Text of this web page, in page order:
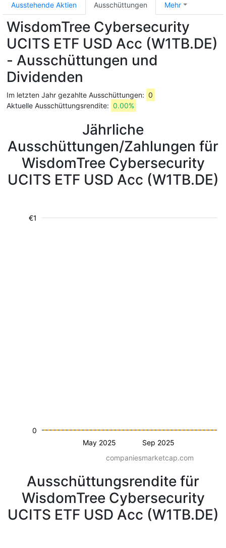
Ausstehende Aktien Ausschüttungen Mehr
WisdomTree Cybersecurity
UCITS ETF USD Acc (W1TB.DE)
- Ausschüttungen und
Dividenden
Im letzten Jahr gezahlte Ausschüttungen: 0
Aktuelle Ausschüttungsrendite: 0.00%
Jährliche
Ausschüttungen/Zahlungen für
WisdomTree Cybersecurity
UCITS ETF USD Acc (W1TB.DE)
May 2025 Sep 2025
€1
0
companiesmarketcap.com
Ausschüttungsrendite für
WisdomTree Cybersecurity
UCITS ETF USD Acc (W1TB.DE)